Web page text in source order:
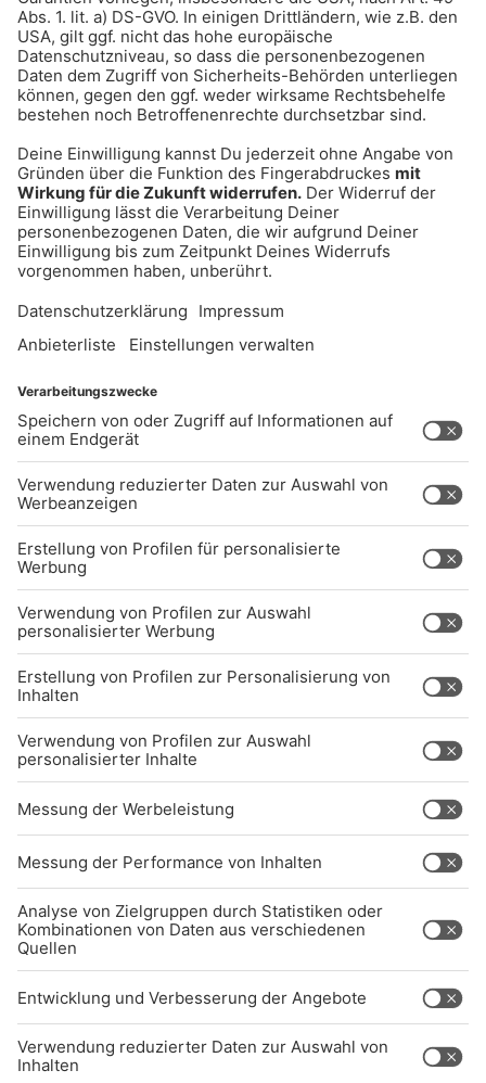
UNTERNEHMEN
Kontakt
Jobs
Sendeempfang
Über uns
BARRIEREFREIHEIT: WIR ARBEITEN DERZEIT
AKTIV DARAN, UNSERE WEBSITE
BARRIEREFREI ZU GESTALTEN - GEMÄSS D
EN ANFORDERUNGEN DES B
ARRIEREFREIHEITSSTÄRKUNGSGESETZES. W
ENN SIE AUF BARRIEREN STOSSEN ODER UN
NTAKTIEREN SIE UNS GERNE.
Studio-Hotline
(089) 38 38 38 38
info@radiogong.de